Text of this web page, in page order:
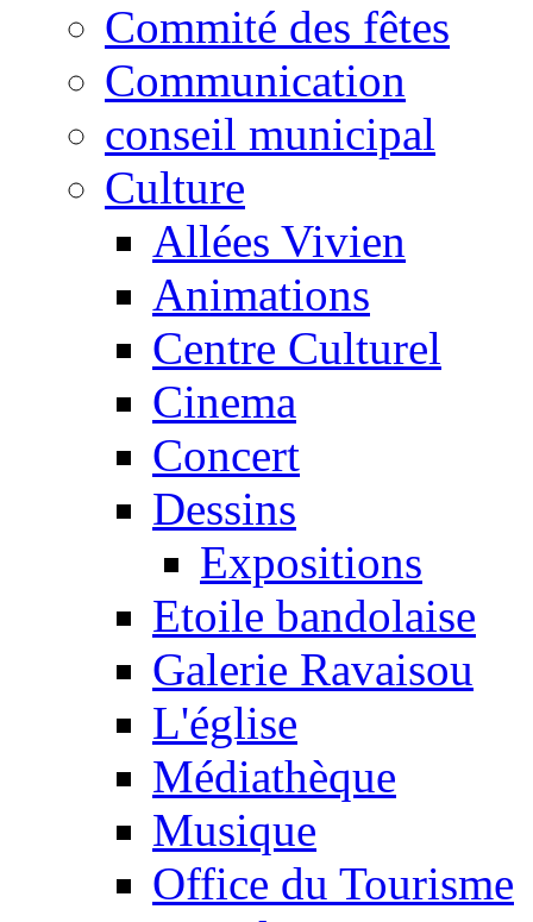
Commité des fêtes
Communication
conseil municipal
Culture
Allées Vivien
Animations
Centre Culturel
Cinema
Concert
Dessins
Expositions
Etoile bandolaise
Galerie Ravaisou
L'église
Médiathèque
Musique
Office du Tourisme